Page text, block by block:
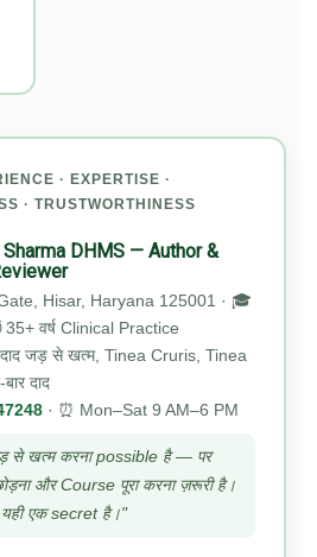
· EXPERTISE ·
· TRUSTWORTHINESS
Sharma DHMS — Author &
Hisar, Haryana 125001 · 🎓
वर्ष Clinical Practice
जड़ से खत्म, Tinea Cruris, Tinea
दाद
· ⏰ Mon–Sat 9 AM–6 PM
से खत्म करना possible है — पर
और Course पूरा करना ज़रूरी है।
एक secret है।"